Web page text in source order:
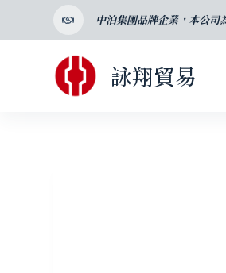
至
中泊集團品牌企業，本公司
詠翔貿易